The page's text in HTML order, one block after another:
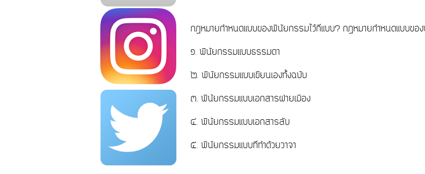
กฎหมายกำหนดแบบของพินัยกรรมไว้กี่แบบ? กฎหมายกำหนดแบบข
๑. พินัยกรรมแบบธรรมดา
๒. พินัยกรรมแบบเขียนเองทั้งฉบับ
๓. พินัยกรรมแบบเอกสารฝ่ายเมือง
๔. พินัยกรรมแบบเอกสารลับ
๕. พินัยกรรมแบบที่ทำด้วยวาจา